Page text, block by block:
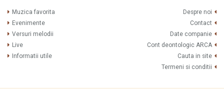
Muzica favorita
Evenimente
Versuri melodii
Live
Informatii utile
Despre noi
Contact
Date companie
Cont deontologic ARCA
Cauta in site
Termeni si conditii